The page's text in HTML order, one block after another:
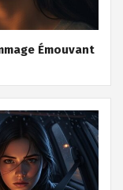
Émouvant